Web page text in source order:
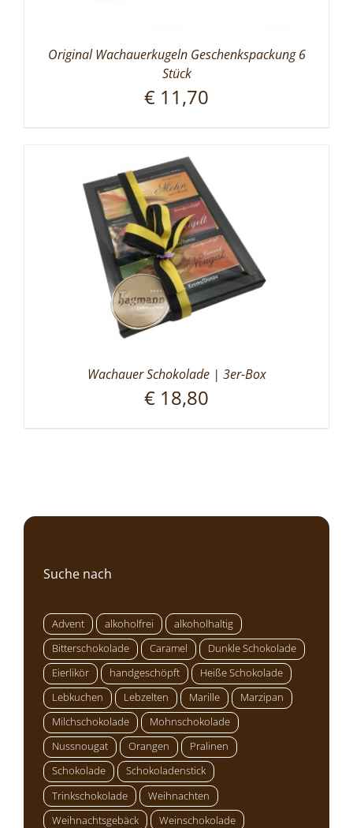
Original Wachauerkugeln Geschenkspackung 6
Stück
€ 11,70
Wachauer Schokolade | 3er-Box
€ 18,80
Suche nach
Advent alkoholfrei
alkoholhaltig
Bitterschokolade
Caramel
Dunkle Schokolade
Eierlikör
handgeschöpft
Heiße Schokolade
Lebkuchen
Lebzelten Marille
Marzipan
Milchschokolade
Mohnschokolade
Nussnougat
Orangen
Pralinen
Schokolade
Schokoladenstick
Trinkschokolade
Weihnachten
Weihnachtsgebäck
Weinschokolade